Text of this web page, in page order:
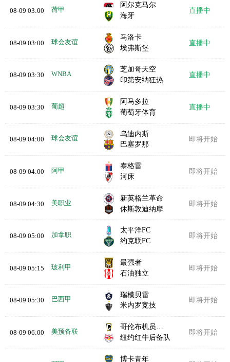
08-09 03:00 荷甲
阿尔克马尔
海牙
直播中
08-09 03:00 球会友谊
马洛卡
埃弗斯堡
直播中
08-09 03:30 WNBA
芝加哥天空
印第安纳狂热
直播中
08-09 03:30 葡超
阿马多拉
葡萄牙体育
直播中
08-09 04:00 球会友谊
乌迪内斯
巴塞罗那
即将开始
08-09 04:00 阿甲
泰格雷
河床
即将开始
08-09 04:30 美职业
新英格兰革命
休斯敦迪纳摩
即将开始
08-09 05:00 加拿职
太平洋FC
约克联FC
即将开始
08-09 05:15 玻利甲
最强者
石油独立
即将开始
08-09 05:30 巴西甲
瑞模贝雷
米内罗竞技
即将开始
08-09 06:00 美预备联
哥伦布机员B队
纽约红牛后备队
即将开始
博卡青年